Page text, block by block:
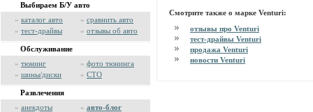
Выбираем Б/У авто
» каталог авто » сравнить авто
» тест-драйвы » отзывы об авто
Обслуживание
» тюнинг » фото тюнинга
» шины/диски » СТО
Развлечения
» анекдоты » авто-блог
Смотрите также о марке Venturi:
отзывы про Venturi
тест-драйвы Venturi
продажа Venturi
новости Venturi